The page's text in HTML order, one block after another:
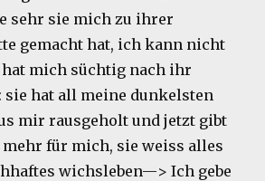
sehr sie mich zu ihrer
gemacht hat, ich kann nicht
hat mich süchtig nach ihr
sie hat all meine dunkelsten
mir rausgeholt und jetzt gibt
für mich, sie weiss alles
wichsleben—> Ich gebe